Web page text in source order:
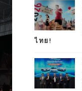
ไทย!